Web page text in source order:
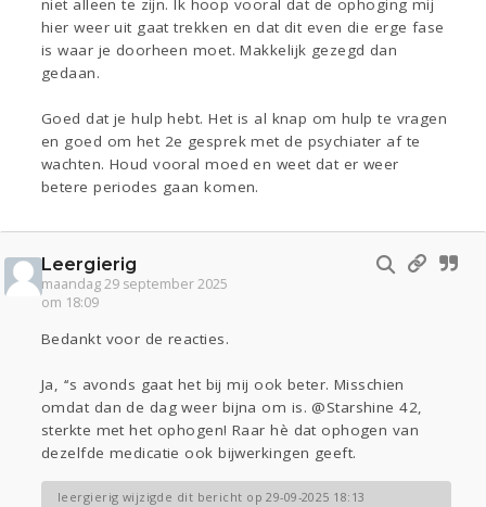
niet alleen te zijn. Ik hoop vooral dat de ophoging mij
hier weer uit gaat trekken en dat dit even die erge fase
is waar je doorheen moet. Makkelijk gezegd dan
gedaan.
Goed dat je hulp hebt. Het is al knap om hulp te vragen
en goed om het 2e gesprek met de psychiater af te
wachten. Houd vooral moed en weet dat er weer
betere periodes gaan komen.
Leergierig
maandag 29 september 2025
om 18:09
Bedankt voor de reacties.
Ja, ‘‘s avonds gaat het bij mij ook beter. Misschien
omdat dan de dag weer bijna om is. @Starshine 42,
sterkte met het ophogen! Raar hè dat ophogen van
dezelfde medicatie ook bijwerkingen geeft.
leergierig wijzigde dit bericht op 29-09-2025 18:13